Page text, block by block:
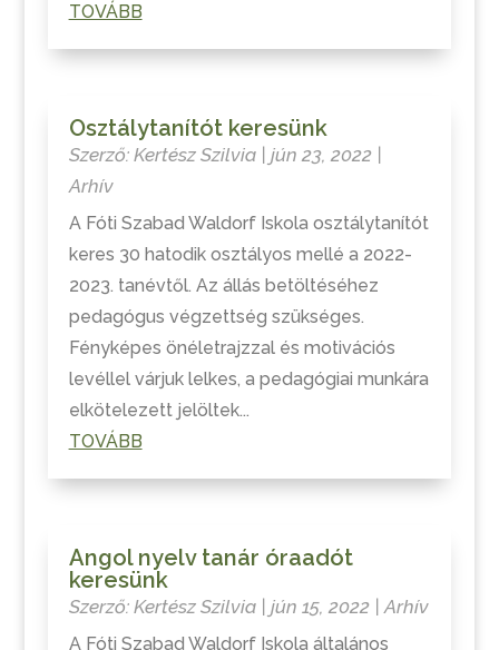
TOVÁBB
Osztálytanítót keresünk
Szerző: Kertész Szilvia| jún 23, 2022|
Arhív
A Fóti Szabad Waldorf Iskola osztálytanítót
keres 30 hatodik osztályos mellé a 2022-
2023. tanévtől. Az állás betöltéséhez
pedagógus végzettség szükséges.
Fényképes önéletrajzzal és motivációs
levéllel várjuk lelkes, a pedagógiai munkára
elkötelezett jelöltek...
TOVÁBB
Angol nyelv tanár óraadót
keresünk
Szerző: Kertész Szilvia| jún 15, 2022| Arhív
A Fóti Szabad Waldorf Iskola általános